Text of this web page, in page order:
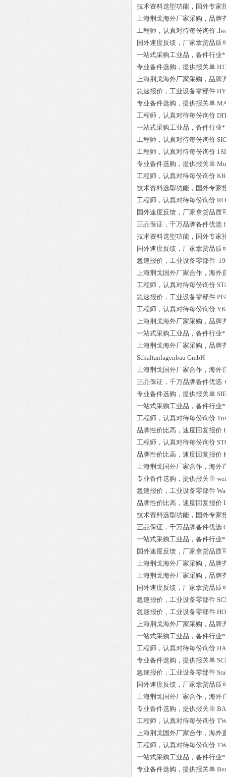
技术资料选型功能，国外专家
上海荆戈海外厂家采购 ，品牌
工程师 ，认真对待每份询价
国外速度反馈，厂家拿货品质
一站式采购工业品 ， 备件行业*
专业备件选购 ，提供报关单
上海荆戈海外厂家采购 ，品牌
急速报价， 工业设备零部件
专业备件选购 ，提供报关单
工程师 ，认真对待每份询价
一站式采购工业品 ， 备件行业*
工程师 ，认真对待每份询价
工程师 ，认真对待每份询价
专业备件选购 ，提供报关单
工程师 ，认真对待每份询价
技术资料选型功能，国外专家
工程师 ，认真对待每份询价
国外速度反馈，厂家拿货品质
正品保证 ，千万品牌备件优选
技术资料选型功能，国外专家
国外速度反馈，厂家拿货品质
急速报价， 工业设备零部件
上海荆戈国外厂家合作，海外
工程师 ，认真对待每份询价
急速报价， 工业设备零部件
工程师 ，认真对待每份询价
上海荆戈海外厂家采购 ，品牌
一站式采购工业品 ， 备件行业*
上海荆戈海外厂家采购 ，品牌
Schaltanlagenbau GmbH
上海荆戈国外厂家合作，海外
正品保证 ，千万品牌备件优选
专业备件选购 ，提供报关单
一站式采购工业品 ， 备件行业*
工程师 ，认真对待每份询价
品牌性价比高 ，速度回复报价
工程师 ，认真对待每份询价
品牌性价比高 ，速度回复报价
上海荆戈国外厂家合作，海外
专业备件选购 ，提供报关单
急速报价， 工业设备零部件
品牌性价比高 ，速度回复报价
技术资料选型功能，国外专家
正品保证 ，千万品牌备件优选
一站式采购工业品 ， 备件行业*
国外速度反馈，厂家拿货品质
上海荆戈海外厂家采购 ，品牌
上海荆戈海外厂家采购 ，品牌
国外速度反馈，厂家拿货品质
急速报价， 工业设备零部件
急速报价， 工业设备零部件
上海荆戈海外厂家采购 ，品牌
一站式采购工业品 ， 备件行业*
工程师 ，认真对待每份询价
专业备件选购 ，提供报关单
急速报价， 工业设备零部件
国外速度反馈，厂家拿货品质
上海荆戈国外厂家合作，海外
专业备件选购 ，提供报关单
工程师 ，认真对待每份询价
上海荆戈国外厂家合作，海外
工程师 ，认真对待每份询价
一站式采购工业品 ， 备件行业*
专业备件选购 ，提供报关单